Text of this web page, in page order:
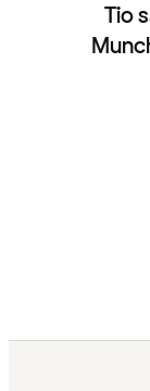
Tio